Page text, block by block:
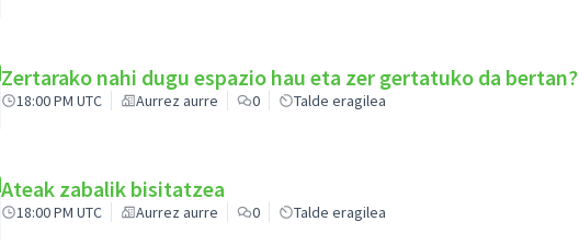
Zertarako nahi dugu espazio hau eta zer gertatuko da bertan?
18:00 PM UTC Aurrez aurre 0 Talde eragilea
Ateak zabalik bisitatzea
18:00 PM UTC Aurrez aurre 0 Talde eragilea